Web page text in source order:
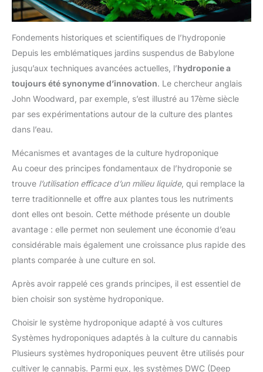
Fondements historiques et scientifiques de l’hydroponie
Depuis les emblématiques jardins suspendus de Babylone
jusqu’aux techniques avancées actuelles, l’hydroponie a
toujours été synonyme d’innovation. Le chercheur anglais
John Woodward, par exemple, s’est illustré au 17ème siècle
par ses expérimentations autour de la culture des plantes
dans l’eau.
Mécanismes et avantages de la culture hydroponique
Au coeur des principes fondamentaux de l’hydroponie se
trouve l’utilisation efficace d’un milieu liquide, qui remplace la
terre traditionnelle et offre aux plantes tous les nutriments
dont elles ont besoin. Cette méthode présente un double
avantage : elle permet non seulement une économie d’eau
considérable mais également une croissance plus rapide des
plants comparée à une culture en sol.
Après avoir rappelé ces grands principes, il est essentiel de
bien choisir son système hydroponique.
Choisir le système hydroponique adapté à vos cultures
Systèmes hydroponiques adaptés à la culture du cannabis
Plusieurs systèmes hydroponiques peuvent être utilisés pour
cultiver le cannabis. Parmi eux, les systèmes DWC (Deep